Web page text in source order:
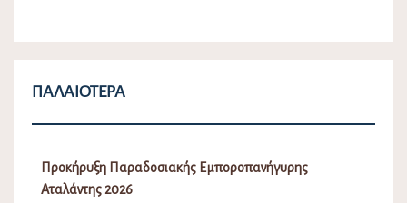
ΠΑΛΑΙΌΤΕΡΑ
Προκήρυξη Παραδοσιακής Εμποροπανήγυρης
Αταλάντης 2026